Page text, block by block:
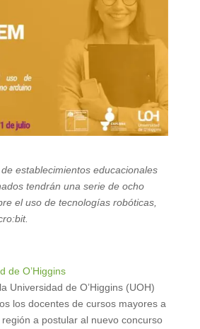
establecimientos educacionales
tendrán una serie de ocho
el uso de tecnologías robóticas,
de O’Higgins
Universidad de O’Higgins (UOH)
los docentes de cursos mayores a
a postular al nuevo concurso